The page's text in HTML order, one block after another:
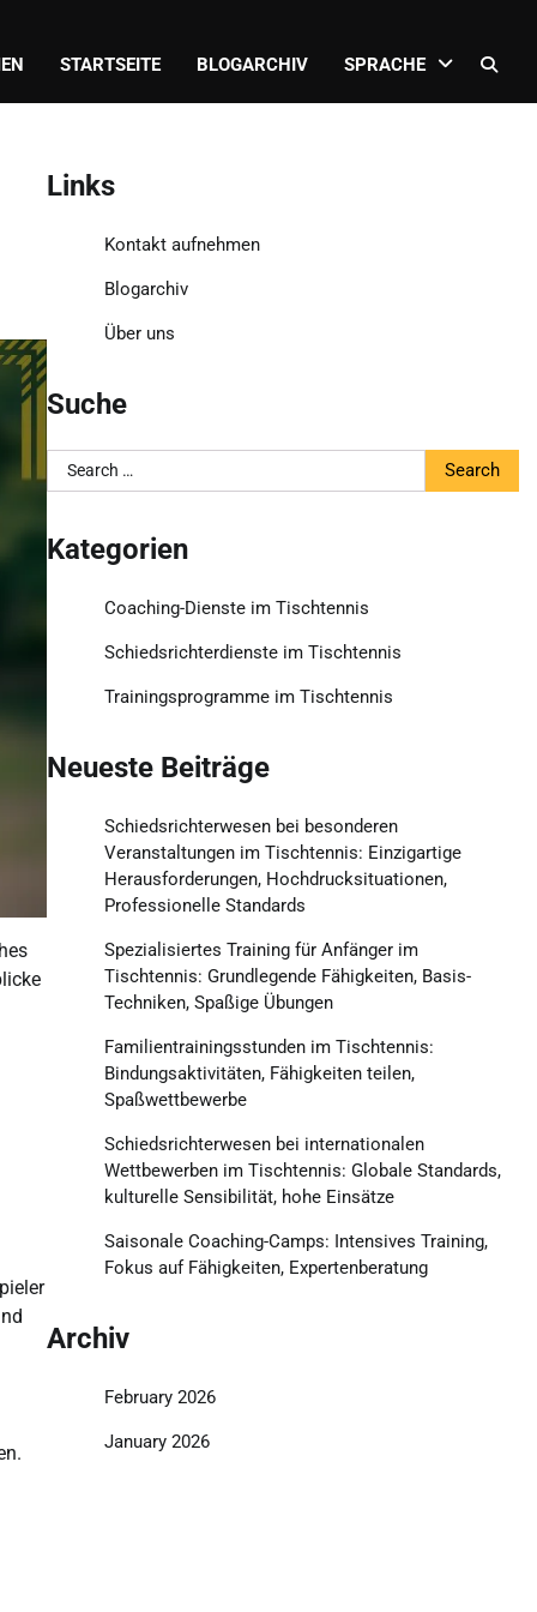
STARTSEITE BLOGARCHIV SPRACHE
Links
Kontakt aufnehmen
Blogarchiv
Über uns
Suche
Search
for:
Kategorien
Coaching-Dienste im Tischtennis
Schiedsrichterdienste im Tischtennis
Trainingsprogramme im Tischtennis
Neueste Beiträge
Schiedsrichterwesen bei besonderen
Veranstaltungen im Tischtennis: Einzigartige
Herausforderungen, Hochdrucksituationen,
Professionelle Standards
Spezialisiertes Training für Anfänger im
Tischtennis: Grundlegende Fähigkeiten, Basis-
Techniken, Spaßige Übungen
Familientrainingsstunden im Tischtennis:
Bindungsaktivitäten, Fähigkeiten teilen,
Spaßwettbewerbe
Schiedsrichterwesen bei internationalen
Wettbewerben im Tischtennis: Globale Standards,
kulturelle Sensibilität, hohe Einsätze
Saisonale Coaching-Camps: Intensives Training,
Fokus auf Fähigkeiten, Expertenberatung
Archiv
February 2026
January 2026